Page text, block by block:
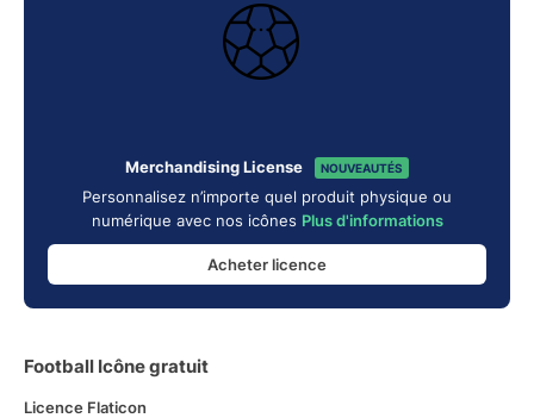
Merchandising License NOUVEAUTÉS
Personnalisez n’importe quel produit physique ou
numérique avec nos icônes Plus d'informations
Acheter licence
Football Icône gratuit
Licence Flaticon